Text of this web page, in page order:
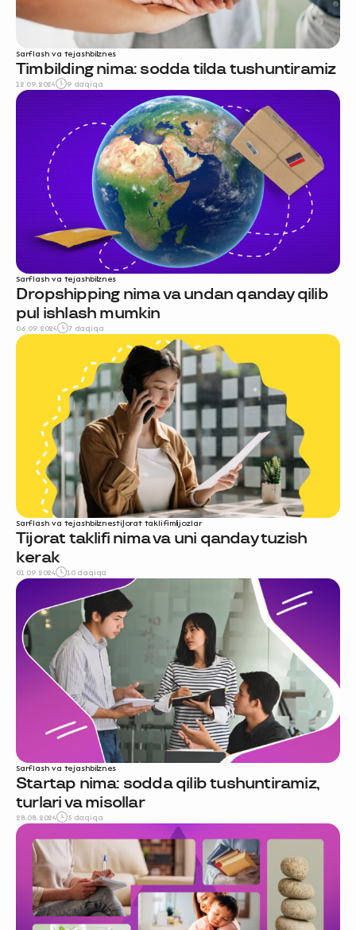
Sarflash va tejashbiznes
Timbilding nima: sodda tilda tushuntiramiz
12.09.2024 9 daqiqa
Sarflash va tejashbiznes
Dropshipping nima va undan qanday qilib
pul ishlash mumkin
06.09.2024 7 daqiqa
Sarflash va tejashbiznestijorat taklifimijozlar
Tijorat taklifi nima va uni qanday tuzish
kerak
01.09.2024 10 daqiqa
Sarflash va tejashbiznes
Startap nima: sodda qilib tushuntiramiz,
turlari va misollar
28.08.2024 5 daqiqa